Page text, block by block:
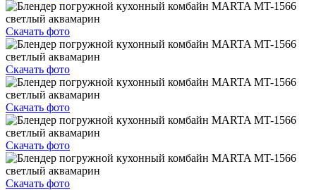
Скачать фото
Скачать фото
Скачать фото
Скачать фото
Скачать фото